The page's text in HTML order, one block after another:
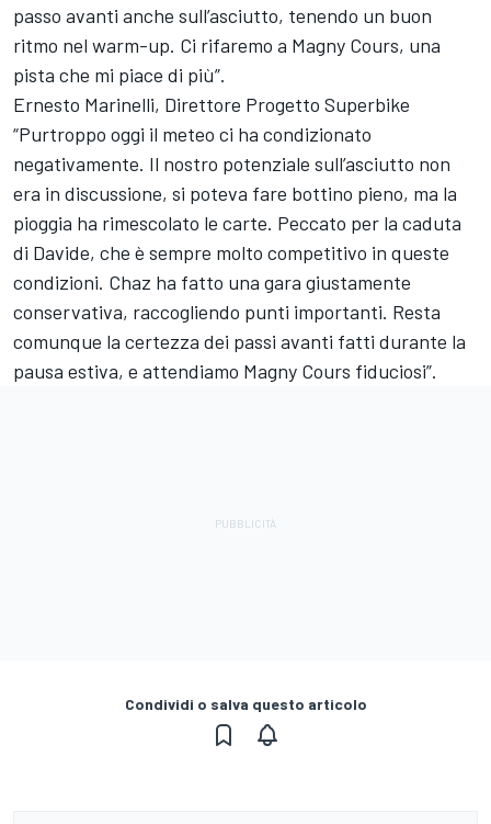
passo avanti anche sull’asciutto, tenendo un buon
ritmo nel warm-up. Ci rifaremo a Magny Cours, una
pista che mi piace di più”.
Ernesto Marinelli, Direttore Progetto Superbike
“Purtroppo oggi il meteo ci ha condizionato
negativamente. Il nostro potenziale sull’asciutto non
era in discussione, si poteva fare bottino pieno, ma la
pioggia ha rimescolato le carte. Peccato per la caduta
di Davide, che è sempre molto competitivo in queste
condizioni. Chaz ha fatto una gara giustamente
conservativa, raccogliendo punti importanti. Resta
comunque la certezza dei passi avanti fatti durante la
pausa estiva, e attendiamo Magny Cours fiduciosi”.
Condividi o salva questo articolo